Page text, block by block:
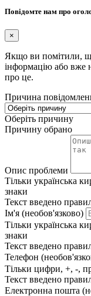
Повідомте нам про
×
Якщо ви помітили,
інформацію або вже
про це.
Причина
Оберіть причину
Причину обрано
Опис проблеми
Тільки українська
знаки
Текст введено
Ім'я (необов'язково)
Тільки українська
знаки
Текст введено
Телефон
Тільки цифри, +, -,
Текст введено
Електронна пошта